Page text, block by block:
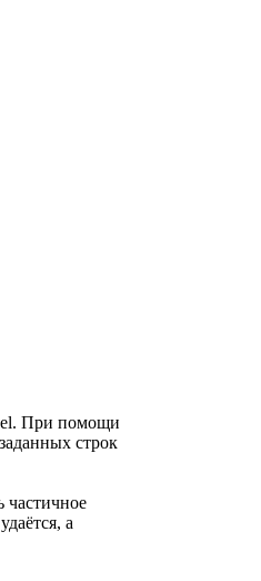
При помощи
строк
частичное
а